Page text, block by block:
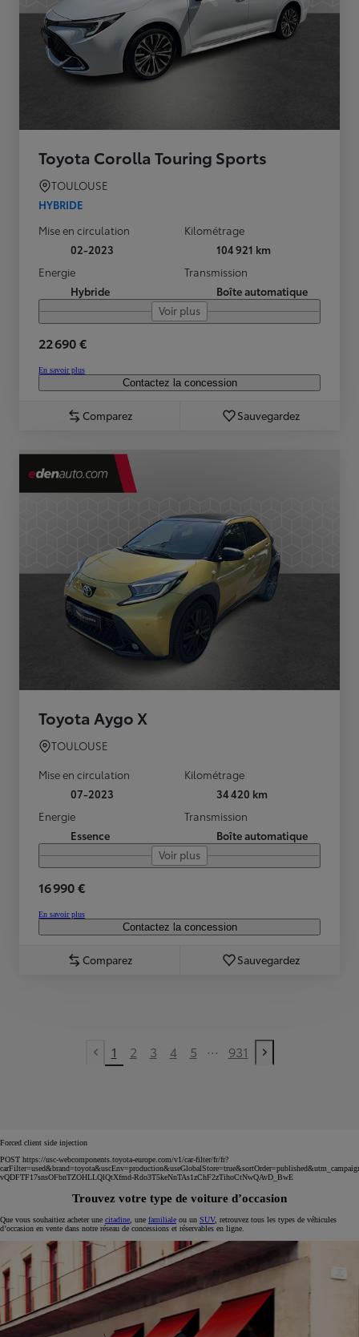
Toyota Corolla Touring Sports
TOULOUSE
HYBRIDE
Mise en circulation
02-2023
Kilométrage
104 921 km
Energie
Hybride
Transmission
Boîte automatique
Voir plus
22 690 €
En savoir plus
Contactez la concession
Comparez Sauvegardez
Toyota Aygo X
TOULOUSE
Mise en circulation
07-2023
Kilométrage
34 420 km
Energie
Essence
Transmission
Boîte automatique
Voir plus
16 990 €
En savoir plus
Contactez la concession
Comparez Sauvegardez
Previous page
1 2 3 4 5 ... 931
Next page
Forced client side injection
POST https://usc-webcomponents.toyota-europe.com/v1/car-filter/fr/fr?
vQDFTF17snsOFbnTZOHLLQlQtXfmd-Rdo3T5keNnTAs1zChF2zTihoCtNwQAvD_BwE
Trouvez votre type de voiture d’occasion
Que vous souhaitiez acheter une citadine , une familiale ou un SUV, retrouvez tous les types de véhicules
d’occasion en vente dans notre réseau de concessions et réservables en ligne.